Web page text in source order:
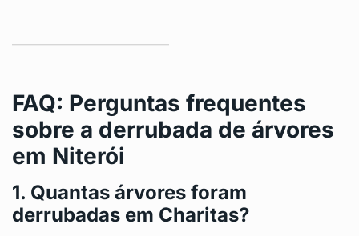
FAQ: Perguntas frequentes
sobre a derrubada de árvores
em Niterói
1. Quantas árvores foram
derrubadas em Charitas?